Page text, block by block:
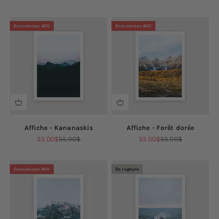
Economisez 40%
Affiche - Kananaskis
Prix de vente
33.00$Prix normal
55.00$
Economisez 40%
Affiche - Forêt dorée
Prix de vente
33.00$Prix normal
55.00$
Economisez 40% En rupture